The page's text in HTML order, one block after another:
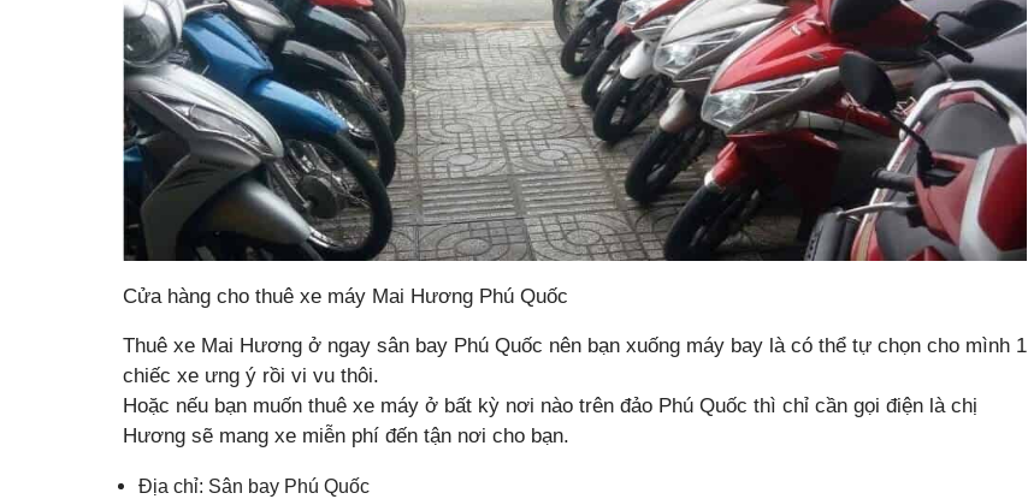
Cửa hàng cho thuê xe máy Mai Hương Phú Quốc
Thuê xe Mai Hương ở ngay sân bay Phú Quốc nên bạn xuống máy bay là có thể tự chọn cho mình 1
chiếc xe ưng ý rồi vi vu thôi.
Hoặc nếu bạn muốn thuê xe máy ở bất kỳ nơi nào trên đảo Phú Quốc thì chỉ cần gọi điện là chị
Hương sẽ mang xe miễn phí đến tận nơi cho bạn.
Địa chỉ: Sân bay Phú Quốc